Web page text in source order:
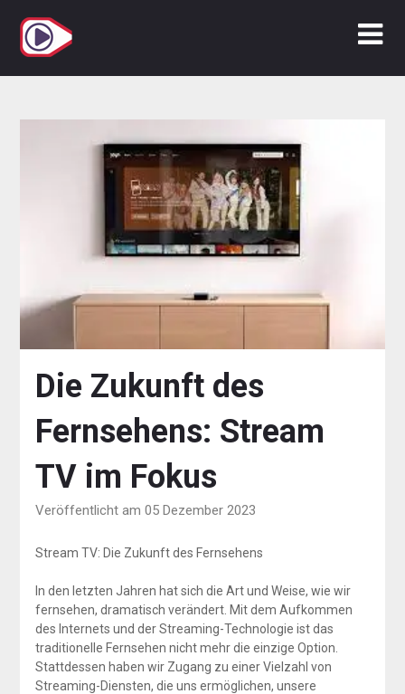
Inhalt
springen
Die Zukunft des
Fernsehens: Stream
TV im Fokus
Veröffentlicht am 05 Dezember 2023
Stream TV: Die Zukunft des Fernsehens
In den letzten Jahren hat sich die Art und Weise, wie wir
fernsehen, dramatisch verändert. Mit dem Aufkommen
des Internets und der Streaming-Technologie ist das
traditionelle Fernsehen nicht mehr die einzige Option.
Stattdessen haben wir Zugang zu einer Vielzahl von
Streaming-Diensten, die uns ermöglichen, unsere